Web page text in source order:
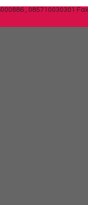
, 085710030301